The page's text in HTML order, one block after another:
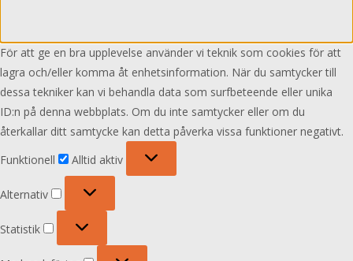
För att ge en bra upplevelse använder vi teknik som cookies för att
lagra och/eller komma åt enhetsinformation. När du samtycker till
dessa tekniker kan vi behandla data som surfbeteende eller unika
ID:n på denna webbplats. Om du inte samtycker eller om du
återkallar ditt samtycke kan detta påverka vissa funktioner negativt.
Funktionell
Alltid aktiv
Alternativ
Statistik